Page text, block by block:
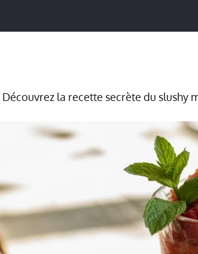
Découvrez la recette secrète du slushy